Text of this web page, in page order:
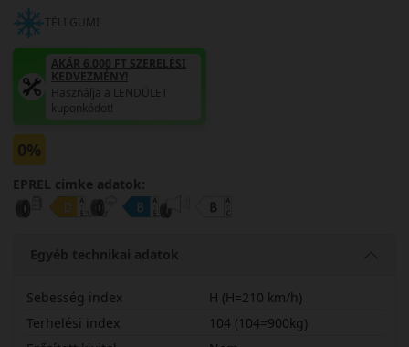
TÉLI GUMI
AKÁR 6.000 FT SZERELÉSI
KEDVEZMÉNY!
Használja a LENDÜLET
kuponkódot!
0%
EPREL cimke adatok:
Egyéb technikai adatok
Sebesség index
H (H=210 km/h)
Terhelési index
104 (104=900kg)